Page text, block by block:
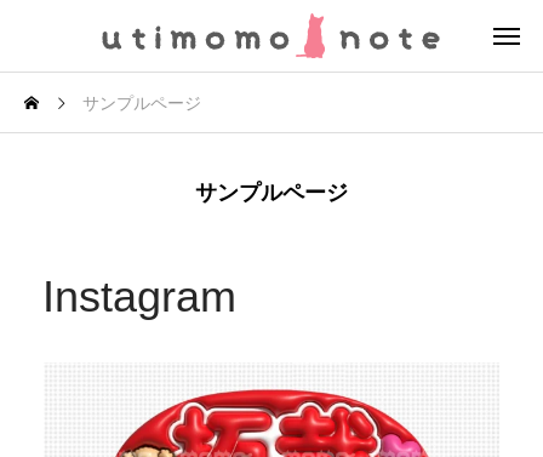
サンプルページ
サンプルページ
Instagram
オーダーいただきありがとうございます🌸
...
3 0